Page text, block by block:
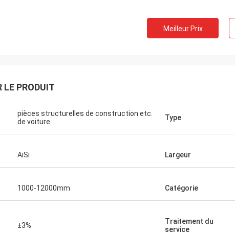
Allan
eu un revirement
Mark Galon
Nous fièrement pour nous dire sommes
ordre de la deuxième fois.
Meilleur Prix
LE PRODUIT
pièces structurelles de construction etc.
de voiture.
Type
AiSi Largeur
1000-12000mm Catégorie
±3%
Traitement du
service